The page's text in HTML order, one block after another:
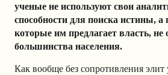
ученые не используют свои
способности для поиска истины,
которые им предлагает власть, не
большинства населения.
Как вообще без сопротивления элит